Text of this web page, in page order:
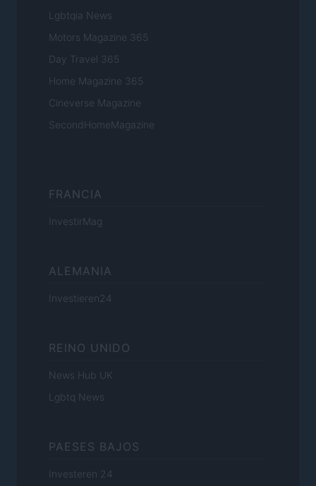
Lgbtqia News
Motors Magazine 365
Day Travel 365
Home Magazine 365
Cineverse Magazine
SecondHomeMagazine
FRANCIA
InvestirMag
ALEMANIA
Investieren24
REINO UNIDO
News Hub UK
Lgbtq News
PAESES BAJOS
Investeren 24